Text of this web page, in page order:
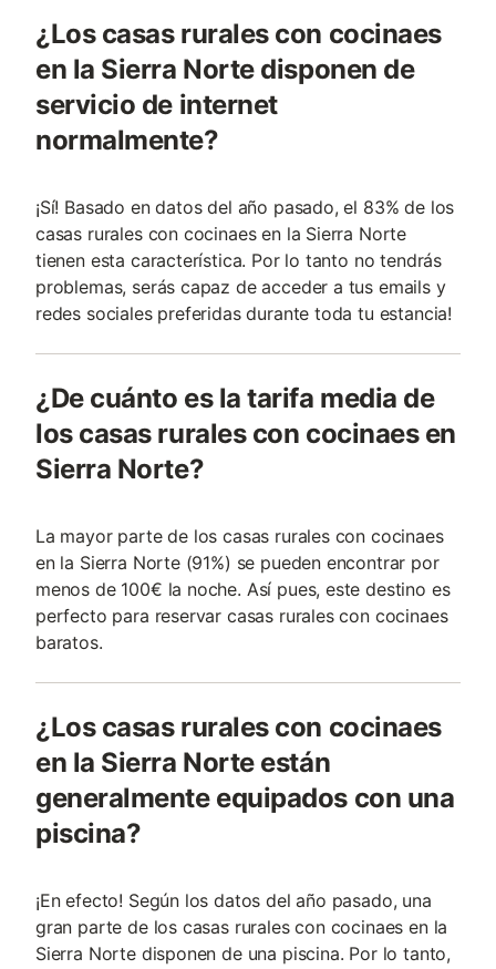
¿Los casas rurales con cocinaes
en la Sierra Norte disponen de
servicio de internet
normalmente?
¡Sí! Basado en datos del año pasado, el 83% de los
casas rurales con cocinaes en la Sierra Norte
tienen esta característica. Por lo tanto no tendrás
problemas, serás capaz de acceder a tus emails y
redes sociales preferidas durante toda tu estancia!
¿De cuánto es la tarifa media de
los casas rurales con cocinaes en
Sierra Norte?
La mayor parte de los casas rurales con cocinaes
en la Sierra Norte (91%) se pueden encontrar por
menos de 100€ la noche. Así pues, este destino es
perfecto para reservar casas rurales con cocinaes
baratos.
¿Los casas rurales con cocinaes
en la Sierra Norte están
generalmente equipados con una
piscina?
¡En efecto! Según los datos del año pasado, una
gran parte de los casas rurales con cocinaes en la
Sierra Norte disponen de una piscina. Por lo tanto,